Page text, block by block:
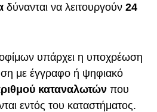
δύνανται να λειτουργούν 24
υπάρχει η υποχρέωση
με έγγραφο ή ψηφιακό
καταναλωτών που
εντός του καταστήματος.